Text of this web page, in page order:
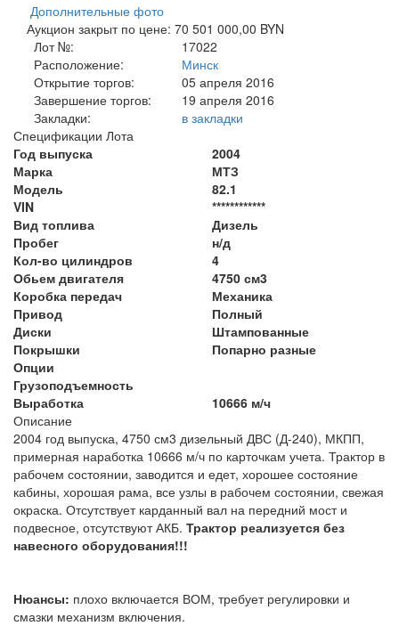
Дополнительные фото
Аукцион закрыт по цене: 70 501 000,00 BYN
Лот №:
17022
Расположение:
Минск
Открытие торгов:
05 апреля 2016
Завершение торгов:
19 апреля 2016
Закладки:
в закладки
Спецификации Лота
Год выпуска
2004
Марка
МТЗ
Модель
82.1
VIN
************
Вид топлива
Дизель
Пробег
н/д
Кол-во цилиндров
4
Обьем двигателя
4750 см3
Коробка передач
Механика
Привод
Полный
Диски
Штампованные
Покрышки
Попарно разные
Опции
Грузоподъемность
Выработка
10666 м/ч
Описание
2004 год выпуска, 4750 см3 дизельный ДВС (Д-240), МКПП,
примерная наработка 10666 м/ч по карточкам учета. Трактор в
рабочем состоянии, заводится и едет, хорошее состояние
кабины, хорошая рама, все узлы в рабочем состоянии, свежая
окраска. Отсутствует карданный вал на передний мост и
подвесное, отсутствуют АКБ. Трактор реализуется без
навесного оборудования!!!
Нюансы: плохо включается ВОМ, требует регулировки и
смазки механизм включения.